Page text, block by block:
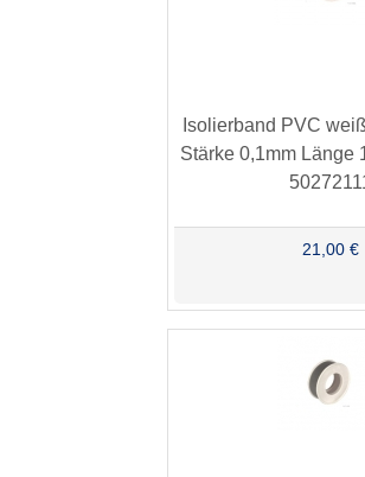
Isolierband PVC
Stärke 0,1mm Länge
21,00 €